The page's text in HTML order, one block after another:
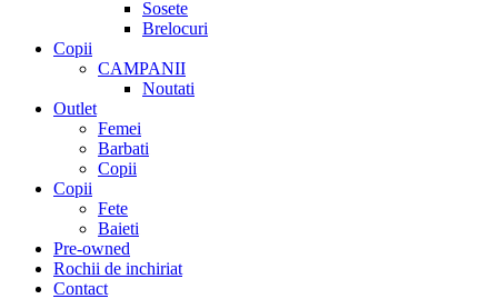
Sosete
Brelocuri
Copii
CAMPANII
Noutati
Outlet
Femei
Barbati
Copii
Copii
Fete
Baieti
Pre-owned
Rochii de inchiriat
Contact